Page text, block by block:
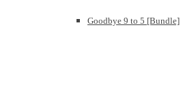
Goodbye 9 to 5 [Bundle]